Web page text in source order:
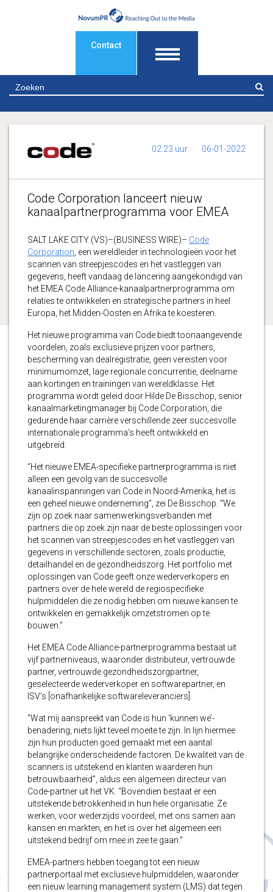
Contact
02:23 uur 06-01-2022
Code Corporation lanceert nieuw
kanaalpartnerprogramma voor EMEA
SALT LAKE CITY (VS)–(BUSINESS WIRE)– Code
Corporation , een wereldleider in technologieën voor het
scannen van streepjescodes en het vastleggen van
gegevens, heeft vandaag de lancering aangekondigd van
het EMEA Code Alliance-kanaalpartnerprogramma om
relaties te ontwikkelen en strategische partners in heel
Europa, het Midden-Oosten en Afrika te koesteren.
Het nieuwe programma van Code biedt toonaangevende
voordelen, zoals exclusieve prijzen voor partners,
bescherming van dealregistratie, geen vereisten voor
minimumomzet, lage regionale concurrentie, deelname
aan kortingen en trainingen van wereldklasse. Het
programma wordt geleid door Hilde De Bisschop, senior
kanaalmarketingmanager bij Code Corporation, die
gedurende haar carrière verschillende zeer succesvolle
internationale programma’s heeft ontwikkeld en
uitgebreid.
“Het nieuwe EMEA-specifieke partnerprogramma is niet
alleen een gevolg van de succesvolle
kanaalinspanningen van Code in Noord-Amerika, het is
een geheel nieuwe onderneming”, zei De Bisschop. “We
zijn op zoek naar samenwerkingsverbanden met
partners die op zoek zijn naar de beste oplossingen voor
het scannen van streepjescodes en het vastleggen van
gegevens in verschillende sectoren, zoals productie,
detailhandel en de gezondheidszorg. Het portfolio met
oplossingen van Code geeft onze wederverkopers en
partners over de hele wereld de regiospecifieke
hulpmiddelen die ze nodig hebben om nieuwe kansen te
ontwikkelen en gemakkelijk omzetstromen op te
bouwen.”
Het EMEA Code Alliance-partnerprogramma bestaat uit
vijf partnerniveaus, waaronder distributeur, vertrouwde
partner, vertrouwde gezondheidszorgpartner,
geselecteerde wederverkoper en softwarepartner, en
ISV’s [onafhankelijke softwareleveranciers].
“Wat mij aanspreekt van Code is hun ‘kunnen we’-
benadering, niets lijkt teveel moeite te zijn. In lijn hiermee
zijn hun producten goed gemaakt met een aantal
belangrijke onderscheidende factoren. De kwaliteit van de
scanners is uitstekend en klanten waarderen hun
betrouwbaarheid”, aldus een algemeen directeur van
Code-partner uit het VK. “Bovendien bestaat er een
uitstekende betrokkenheid in hun hele organisatie. Ze
werken, voor wederzijds voordeel, met ons samen aan
kansen en markten, en het is over het algemeen een
uitstekend bedrijf om mee in zee te gaan.”
EMEA-partners hebben toegang tot een nieuw
partnerportaal met exclusieve hulpmiddelen, waaronder
een nieuw learning management system (LMS) dat tegen